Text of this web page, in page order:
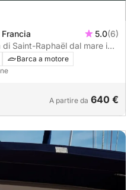
5.0(6)
Saint-Raphaël dal mare in
carburante inclusi.
Barca a motore
A partire da 640 €